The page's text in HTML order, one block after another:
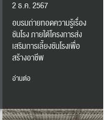
2 ธ.ค. 2567
อบรมถ่ายทอดความรู้เรื่อง
ชันโรง ภายใต้โครงการส่ง
เสริมการเลี้ยงชันโรงเพื่อ
สร้างอาชีพ
อ่านต่อ